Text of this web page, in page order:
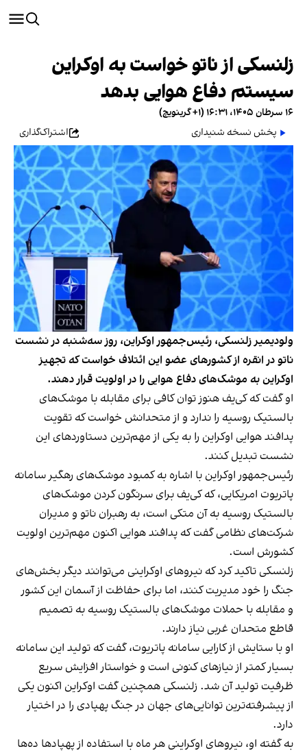
زلنسکی از ناتو خواست به اوکراین
سیستم دفاع هوایی بدهد
۱۶ سرطان ۱۴۰۵، ۱۶:۳۱ (‎+۱ گرینویچ)
پخش نسخه شنیداری
اشتراک‌گذاری
ولودیمیر زلنسکی، رئیس‌جمهور اوکراین، روز سه‌شنبه در نشست
ناتو در انقره از کشورهای عضو این ائتلاف خواست که تجهیز
اوکراین به موشک‌های دفاع هوایی را در اولویت قرار دهند.
او گفت که کی‌یف هنوز توان کافی برای مقابله با موشک‌های
بالستیک روسیه را ندارد و از متحدانش خواست که تقویت
پدافند هوایی اوکراین را به یکی از مهم‌ترین دستاوردهای این
نشست تبدیل کنند.
رئیس‌جمهور اوکراین با اشاره به کمبود موشک‌های رهگیر سامانه
پاتریوت امریکایی، که کی‌یف برای سرنگون کردن موشک‌های
بالستیک روسیه به آن متکی است، به رهبران ناتو و مدیران
شرکت‌های نظامی گفت که پدافند هوایی اکنون مهم‌ترین اولویت
کشورش است.
زلنسکی تاکید کرد که نیروهای اوکراینی می‌توانند دیگر بخش‌های
جنگ را خود مدیریت کنند، اما برای حفاظت از آسمان این کشور
و مقابله با حملات موشک‌های بالستیک روسیه به تصمیم
قاطع متحدان غربی نیاز دارند.
او با ستایش از کارایی سامانه پاتریوت، گفت که تولید این سامانه
بسیار کمتر از نیازهای کنونی است و خواستار افزایش سریع
ظرفیت تولید آن شد. زلنسکی همچنین گفت اوکراین اکنون یکی
از پیشرفته‌ترین توانایی‌های جهان در جنگ پهپادی را در اختیار
دارد.
به گفته او، نیروهای اوکراینی هر ماه با استفاده از پهپادها ده‌ها